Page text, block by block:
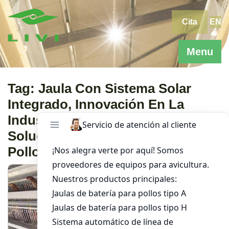
Skip
to
content
Menu
Cita EN
Tag: Jaula Con Sistema Solar
Integrado, Innovación En La
Industria Avícola, LIVI Machinery,
Solución Para Productores De
Pollos